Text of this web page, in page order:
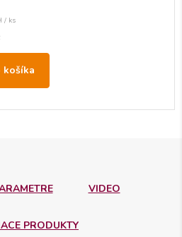
/ ks
košíka
VIDEO
PRODUKTY